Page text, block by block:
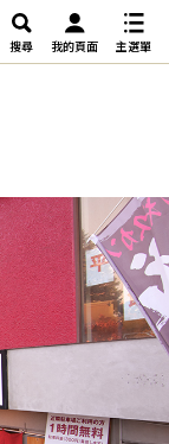
搜尋 我的頁面 主選單